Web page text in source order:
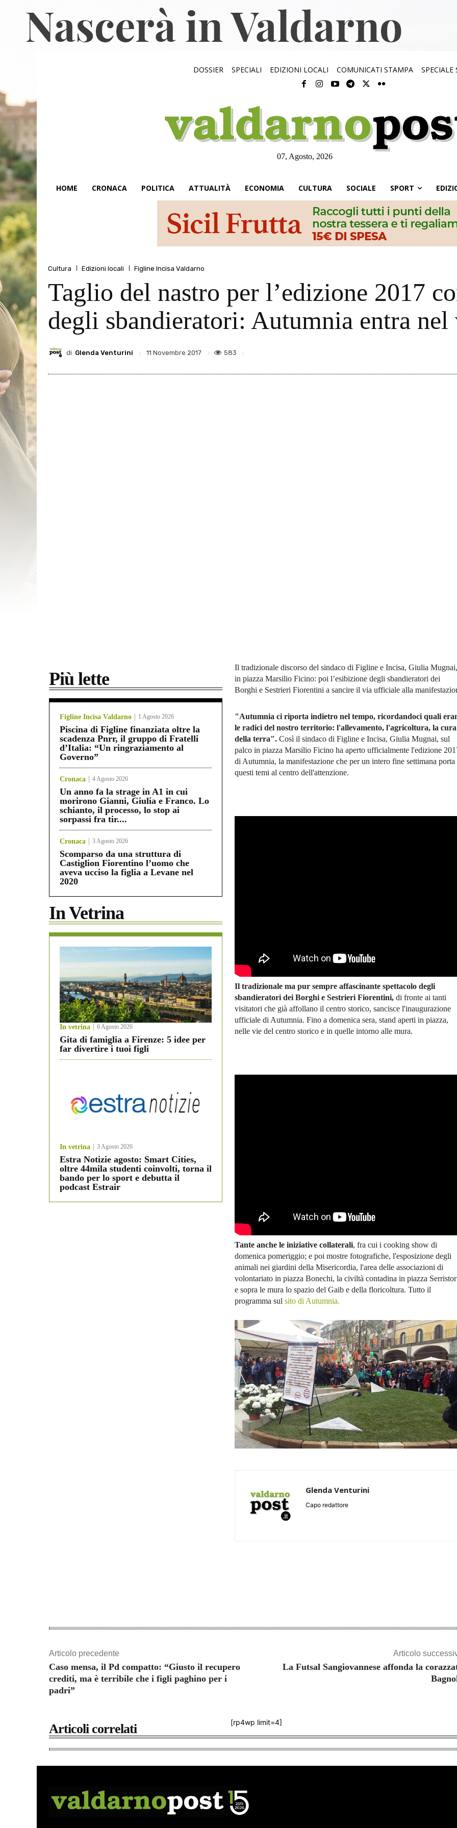
DOSSIER SPECIALI EDIZIONI LOCALI COMUNICATI STAMPA SPECIALE
07, Agosto, 2026
HOME CRONACA POLITICA ATTUALITÀ ECONOMIA CULTURA SOCIALE SPORT
Cultura Edizioni locali Figline Incisa Valdarno
Taglio del nastro per l’edizione 2017
degli sbandieratori: Autumnia entra
di Glenda Venturini 11 Novembre 2017 583
Più lette
Figline Incisa Valdarno 1 Agosto 2026
Piscina di Figline finanziata oltre la
scadenza Pnrr, il gruppo di Fratelli
d’Italia: “Un ringraziamento al
Governo”
Cronaca 4 Agosto 2026
Un anno fa la strage in A1 in cui
morirono Gianni, Giulia e Franco. Lo
schianto, il processo, lo stop ai
sorpassi fra tir....
Cronaca 3 Agosto 2026
Scomparso da una struttura di
Castiglion Fiorentino l’uomo che
aveva ucciso la figlia a Levane nel
2020
In Vetrina
In vetrina 6 Agosto 2026
Gita di famiglia a Firenze: 5 idee per
far divertire i tuoi figli
In vetrina 3 Agosto 2026
Estra Notizie agosto: Smart Cities,
oltre 44mila studenti coinvolti, torna il
bando per lo sport e debutta il
podcast Estrair
Il tradizionale discorso del sindaco di Figline e Incisa, Giulia Mugnai,
in piazza Marsilio Ficino: poi l’esibizione degli sbandieratori dei
Borghi e Sestrieri Fiorentini a sancire il via ufficiale alla
"Autumnia ci riporta indietro nel tempo, ricordandoci quali
le radici del nostro territorio: l'allevamento, l'agricoltura, la cura
della terra". Così il sindaco di Figline e Incisa, Giulia Mugnai, sul
palco in piazza Marsilio Ficino ha aperto ufficialmente l'edizione
di Autumnia, la manifestazione che per un intero fine settimana porta
questi temi al centro dell'attenzione.
Il tradizionale ma pur sempre affascinante spettacolo degli
sbandieratori dei Borghi e Sestrieri Fiorentini, di fronte ai tanti
visitatori che già affollano il centro storico, sancisce l'inaugurazione
ufficiale di Autumnia. Fino a domenica sera, stand aperti in piazza,
nelle vie del centro storico e in quelle intorno alle mura.
Tante anche le iniziative collaterali, fra cui i cooking show di
domenica pomeriggio; e poi mostre fotografiche, l'esposizione degli
animali nei giardini della Misericordia, l'area delle associazioni di
volontariato in piazza Bonechi, la civiltà contadina in piazza
e sopra le mura lo spazio del Gaib e della floricoltura. Tutto il
programma sul sito di Autumnia.
Glenda Venturini
Capo redattore
Articolo precedente
Caso mensa, il Pd compatto: “Giusto il recupero
crediti, ma è terribile che i figli paghino per i
padri”
Articolo
La Futsal Sangiovannese affonda la
[rp4wp limit=4]
Articoli correlati